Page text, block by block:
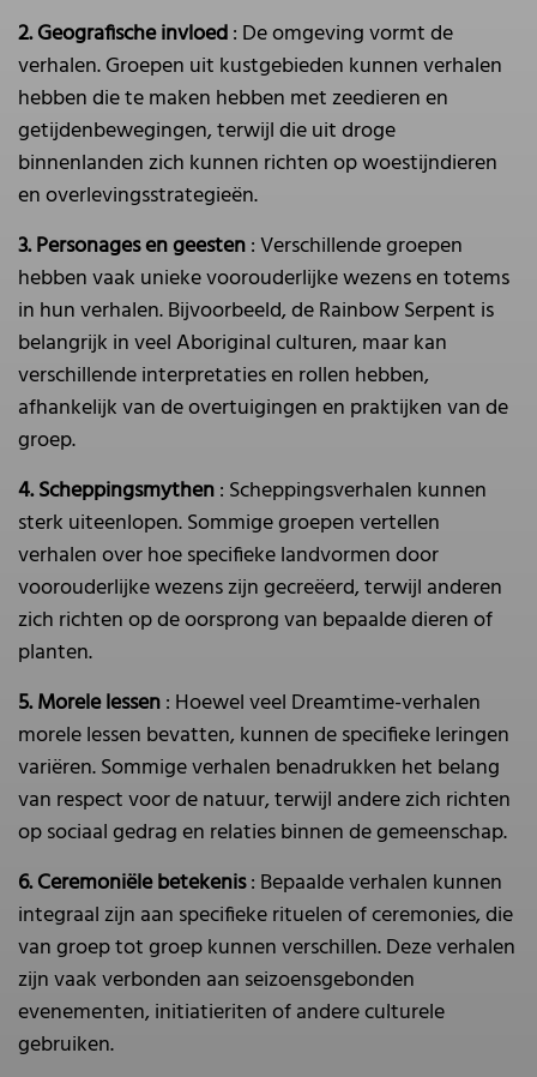
2. Geografische invloed: De omgeving vormt de
verhalen. Groepen uit kustgebieden kunnen verhalen
hebben die te maken hebben met zeedieren en
getijdenbewegingen, terwijl die uit droge
binnenlanden zich kunnen richten op woestijndieren
en overlevingsstrategieën.
3. Personages en geesten: Verschillende groepen
hebben vaak unieke voorouderlijke wezens en totems
in hun verhalen. Bijvoorbeeld, de Rainbow Serpent is
belangrijk in veel Aboriginal culturen, maar kan
verschillende interpretaties en rollen hebben,
afhankelijk van de overtuigingen en praktijken van de
groep.
4. Scheppingsmythen: Scheppingsverhalen kunnen
sterk uiteenlopen. Sommige groepen vertellen
verhalen over hoe specifieke landvormen door
voorouderlijke wezens zijn gecreëerd, terwijl anderen
zich richten op de oorsprong van bepaalde dieren of
planten.
5. Morele lessen: Hoewel veel Dreamtime-verhalen
morele lessen bevatten, kunnen de specifieke leringen
variëren. Sommige verhalen benadrukken het belang
van respect voor de natuur, terwijl andere zich richten
op sociaal gedrag en relaties binnen de gemeenschap.
6. Ceremoniële betekenis: Bepaalde verhalen kunnen
integraal zijn aan specifieke rituelen of ceremonies, die
van groep tot groep kunnen verschillen. Deze verhalen
zijn vaak verbonden aan seizoensgebonden
evenementen, initiatieriten of andere culturele
gebruiken.